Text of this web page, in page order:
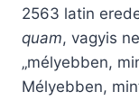
2563 latin
quam, vagyis
„mélyebben,
Mélyebben,